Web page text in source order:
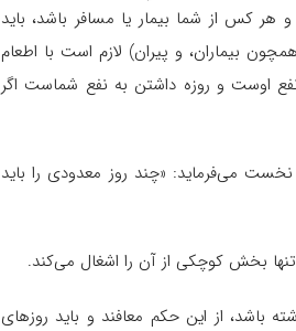
هر کس از شما بیمار یا مسافر باشد، باید
بیماران، و پیران) لازم است با اطعام
اوست و روزه داشتن به نفع شماست اگر
نخست مى‌فرماید: «چند روز معدودى را باید
بخش کوچکى از آن را اشغال مى‌کند.
باشد، از این حکم معافند و باید روزهاى